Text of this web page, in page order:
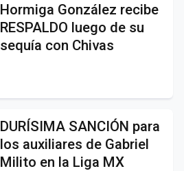
Hormiga González recibe
RESPALDO luego de su
sequía con Chivas
DURÍSIMA SANCIÓN para
los auxiliares de Gabriel
Milito en la Liga MX